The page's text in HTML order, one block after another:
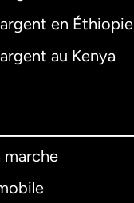
en Éthiopie
au Kenya
marche